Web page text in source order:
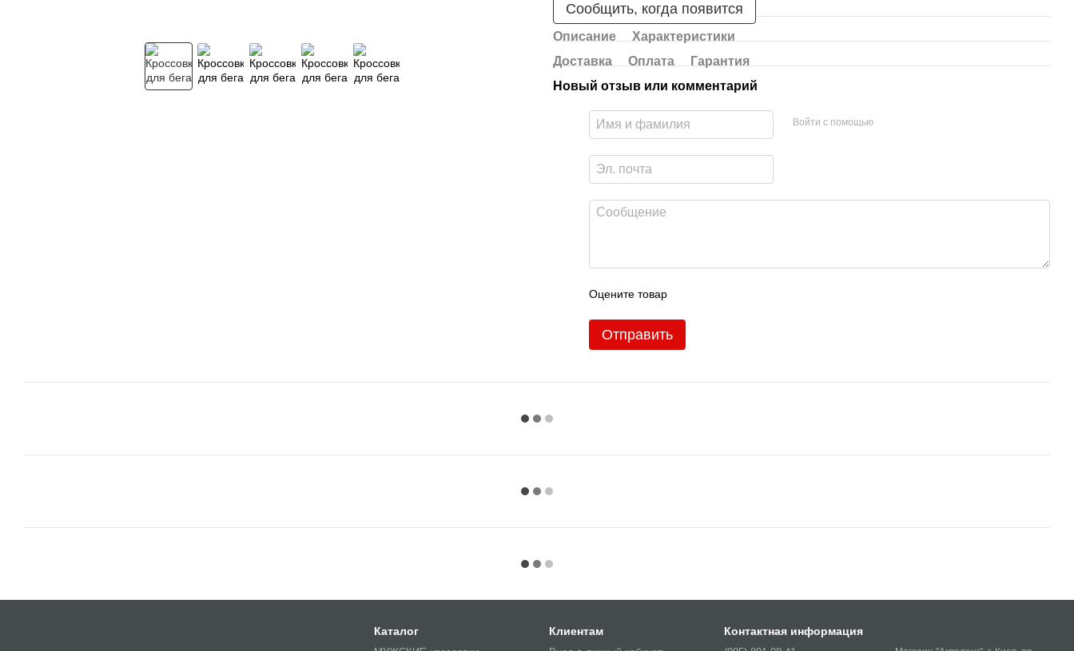
Сообщить, когда появится
Описание
Характеристики
Доставка
Оплата
Гарантия
Новый отзыв или комментарий
Войти с помощью
Оцените товар
Отправить
Каталог Клиентам Контактная информация